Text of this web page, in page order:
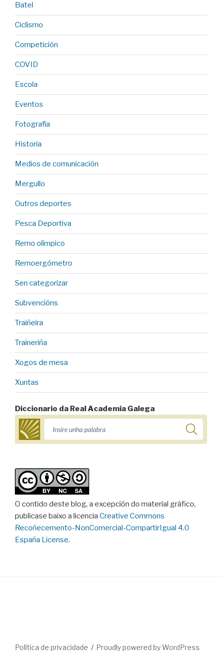
Batel
Ciclismo
Competición
COVID
Escola
Eventos
Fotografía
Historia
Medios de comunicación
Mergullo
Outros deportes
Pesca Deportiva
Remo olímpico
Remoergómetro
Sen categorizar
Subvencións
Traiñeira
Traineriña
Xogos de mesa
Xuntas
Diccionario da Real Academia Galega
O contido deste blog, a excepción do material gráfico,
publicase baixo a licencia Creative Commons
Recoñecemento-NonComercial-CompartirIgual 4.0
España License.
Política de privacidade Proudly powered by WordPress